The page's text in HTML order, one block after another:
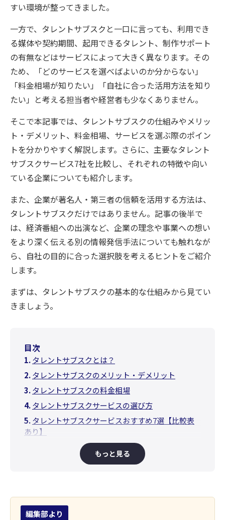
すい環境が整ってきました。
一方で、タレントサブスクと一口に言っても、利用でき
る媒体や契約期間、起用できるタレント、制作サポート
の有無などはサービスによって大きく異なります。その
ため、「どのサービスを選べばよいのか分からない」
「料金相場が知りたい」「自社に合った活用方法を知り
たい」と考える担当者や経営者も少なくありません。
そこで本記事では、タレントサブスクの仕組みやメリッ
ト・デメリット、料金相場、サービスを選ぶ際のポイン
トを分かりやすく解説します。さらに、主要なタレント
サブスクサービス7社を比較し、それぞれの特徴や向い
ている企業についても紹介します。
また、企業が著名人・第三者の信頼を活用する方法は、
タレントサブスクだけではありません。記事の後半で
は、経済番組への出演など、企業の理念や事業への想い
をより深く伝える別の情報発信手法についても触れなが
ら、自社の目的に合った選択肢を考えるヒントをご紹介
します。
まずは、タレントサブスクの基本的な仕組みから見てい
きましょう。
目次
タレントサブスクとは？
タレントサブスクのメリット・デメリット
タレントサブスクの料金相場
タレントサブスクサービスの選び方
タレントサブスクサービスおすすめ7選【比較表
あり】
タレントサブスクに関するよくある質問
タレントサブスク以外にも著名人を活用する方法
企業の魅力を深く伝えるなら「番組出演」という
選択肢も
もっと見る
編集部より